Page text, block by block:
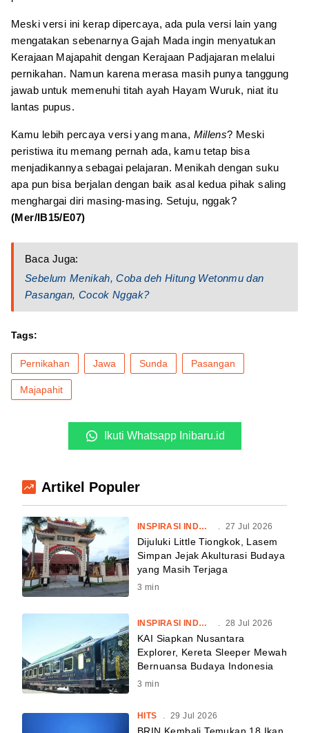
Meski versi ini kerap dipercaya, ada pula versi lain yang
mengatakan sebenarnya Gajah Mada ingin menyatukan
Kerajaan Majapahit dengan Kerajaan Padjajaran melalui
pernikahan. Namun karena merasa masih punya tanggung
jawab untuk memenuhi titah ayah Hayam Wuruk, niat itu
lantas pupus.
Kamu lebih percaya versi yang mana, Millens? Meski
peristiwa itu memang pernah ada, kamu tetap bisa
menjadikannya sebagai pelajaran. Menikah dengan suku
apa pun bisa berjalan dengan baik asal kedua pihak saling
menghargai diri masing-masing. Setuju, nggak?
(Mer/IB15/E07)
Baca Juga:
Sebelum Menikah, Coba deh Hitung Wetonmu dan
Pasangan, Cocok Nggak?
Tags:
Pernikahan Jawa Sunda Pasangan
Majapahit
Ikuti Whatsapp Inibaru.id
Artikel Populer
INSPIRASI INDONESIA . 27 Jul 2026
Dijuluki Little Tiongkok, Lasem
Simpan Jejak Akulturasi Budaya
yang Masih Terjaga
3 min
INSPIRASI INDONESIA . 28 Jul 2026
KAI Siapkan Nusantara
Explorer, Kereta Sleeper Mewah
Bernuansa Budaya Indonesia
3 min
HITS . 29 Jul 2026